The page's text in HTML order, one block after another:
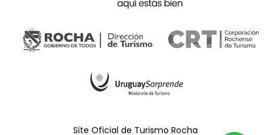
Site Oficial de Turismo Rocha